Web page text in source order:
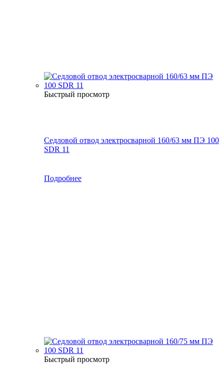
Быстрый просмотр
Седловой отвод электросварной 160/63 мм ПЭ 100
SDR 11
Подробнее
Быстрый просмотр